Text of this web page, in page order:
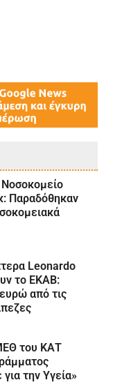
Παραδόθηκαν
Leonardo
το ΕΚΑΒ:
από τις
του ΚΑΤ
την Υγεία»